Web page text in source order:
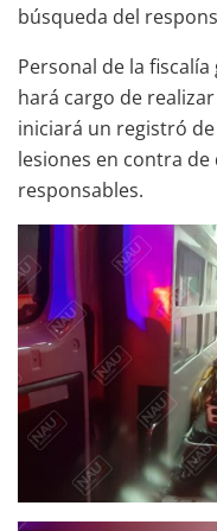
búsqueda del
Personal de la
hará cargo de
iniciará un registró
lesiones en contra
responsables.